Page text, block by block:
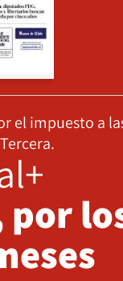
el impuesto a
por